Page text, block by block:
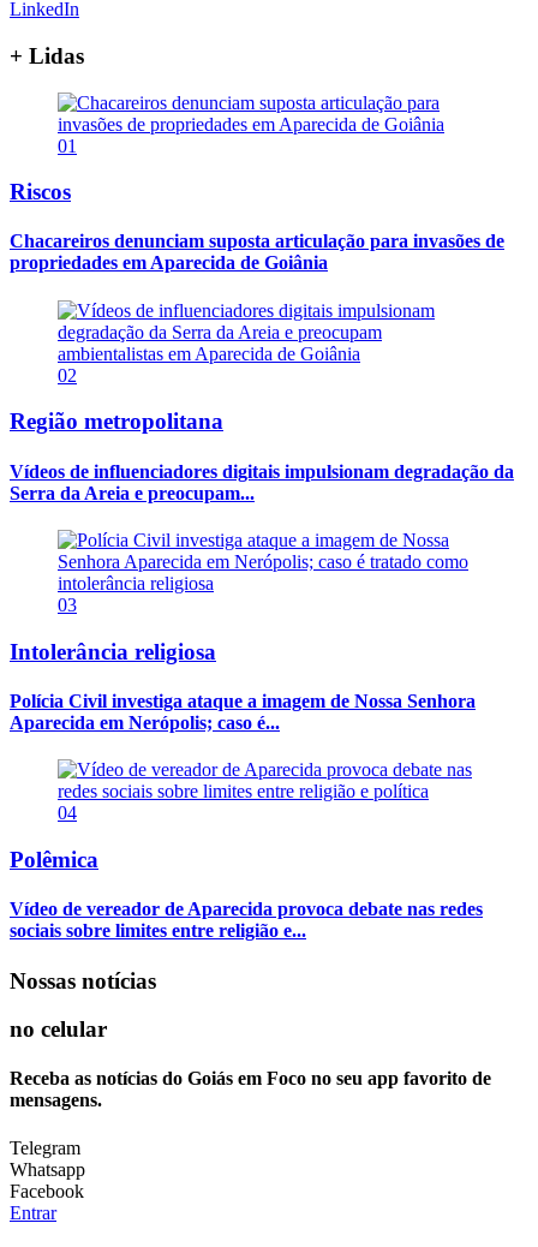
LinkedIn
+ Lidas
01
Riscos
Chacareiros denunciam suposta articulação para invasões de
propriedades em Aparecida de Goiânia
02
Região metropolitana
Vídeos de influenciadores digitais impulsionam degradação da
Serra da Areia e preocupam...
03
Intolerância religiosa
Polícia Civil investiga ataque a imagem de Nossa Senhora
Aparecida em Nerópolis; caso é...
04
Polêmica
Vídeo de vereador de Aparecida provoca debate nas redes
sociais sobre limites entre religião e...
Nossas notícias
no celular
Receba as notícias do Goiás em Foco no seu app favorito de
mensagens.
Telegram
Whatsapp
Facebook
Entrar